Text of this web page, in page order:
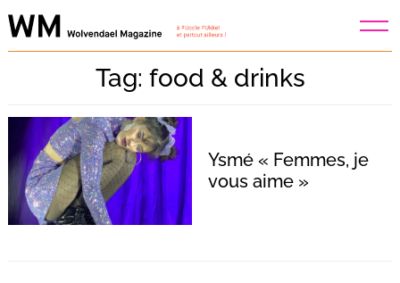
Skip
to
Tag: food & drinks
Ysmé « Femmes, je
vous aime »